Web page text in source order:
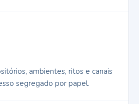
ambientes, ritos e canais
segregado por papel.